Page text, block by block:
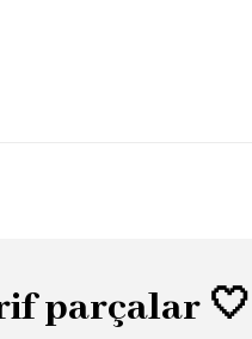
parçalar 🤍